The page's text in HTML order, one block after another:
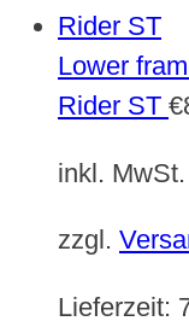
Lower
Rider ST €
inkl. MwSt.
zzgl.
Lieferzeit: